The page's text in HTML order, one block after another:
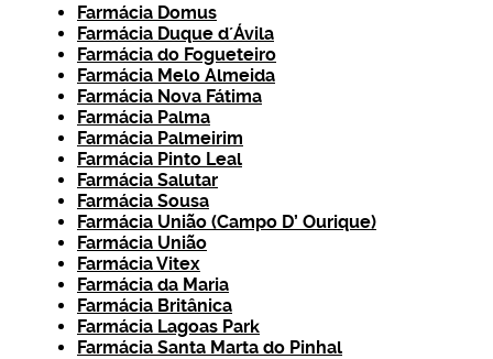
Farmácia Domus
Farmácia Duque d´Ávila
Farmácia do Fogueteiro
Farmácia Melo Almeida
Farmácia Nova Fátima
Farmácia Palma
Farmácia Palmeirim
Farmácia Pinto Leal
Farmácia Salutar
Farmácia Sousa
Farmácia União (Campo D’ Ourique)
Farmácia União
Farmácia Vitex
Farmácia da Maria
Farmácia Britânica
Farmácia Lagoas Park
Farmácia Santa Marta do Pinhal